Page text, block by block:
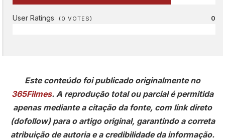
User Ratings (0 VOTES) 0
Este conteúdo foi publicado originalmente no
365Filmes. A reprodução total ou parcial é permitida
apenas mediante a citação da fonte, com link direto
(dofollow) para o artigo original, garantindo a correta
atribuição de autoria e a credibilidade da informação.